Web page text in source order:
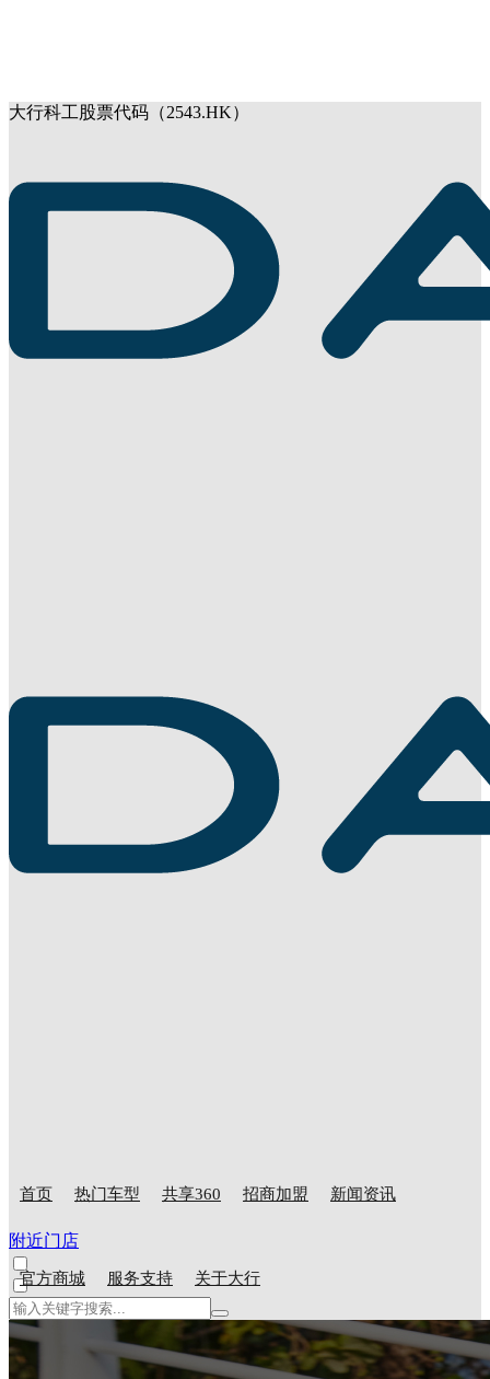
大行科工股票代码（2543.HK）
首页 热门车型 共享360 招商加盟 新闻资讯
官方商城 服务支持 关于大行
附近门店